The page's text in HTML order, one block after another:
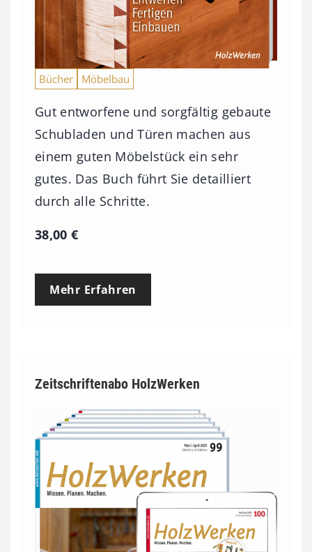
Bücher Möbelbau
Gut entworfene und sorgfältig gebaute
Schubladen und Türen machen aus
einem guten Möbelstück ein sehr
gutes. Das Buch führt Sie detailliert
durch alle Schritte.
38,00€
Mehr Erfahren
Zeitschriftenabo HolzWerken